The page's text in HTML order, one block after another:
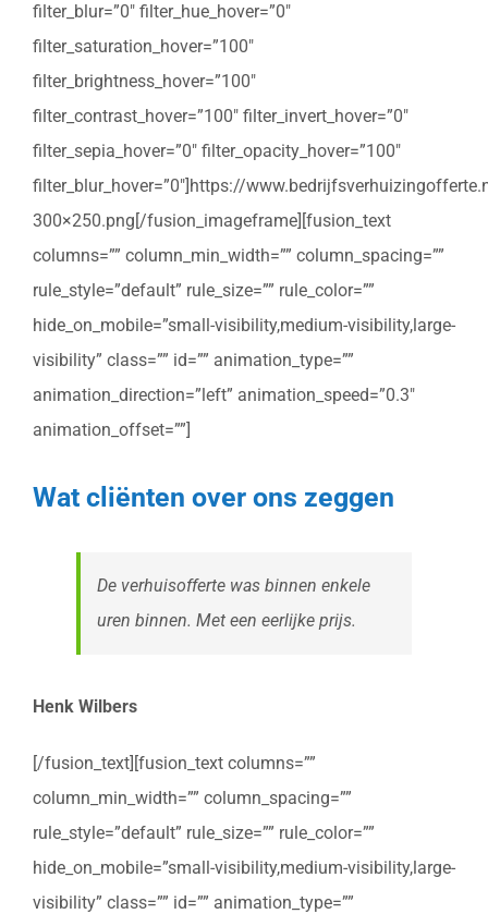
filter_blur=”0″ filter_hue_hover=”0″
filter_saturation_hover=”100″
filter_brightness_hover=”100″
filter_contrast_hover=”100″ filter_invert_hover=”0″
filter_sepia_hover=”0″ filter_opacity_hover=”100″
filter_blur_hover=”0″]https://
300×250.png[/fusion_imageframe][fusion_text
columns=”” column_min_width=”” column_spacing=””
rule_style=”default” rule_size=”” rule_color=””
hide_on_mobile=”small-visibility,medium-visibility,large-
visibility” class=”” id=”” animation_type=””
animation_direction=”left” animation_speed=”0.3″
animation_offset=””]
Wat cliënten over ons zeggen
De verhuisofferte was binnen enkele
uren binnen. Met een eerlijke prijs.
Henk Wilbers
[/fusion_text][fusion_text columns=””
column_min_width=”” column_spacing=””
rule_style=”default” rule_size=”” rule_color=””
hide_on_mobile=”small-visibility,medium-visibility,large-
visibility” class=”” id=”” animation_type=””